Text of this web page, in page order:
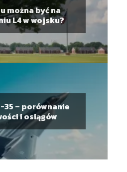
można być na
L4 w wojsku?
35 – porównanie
i osiągów